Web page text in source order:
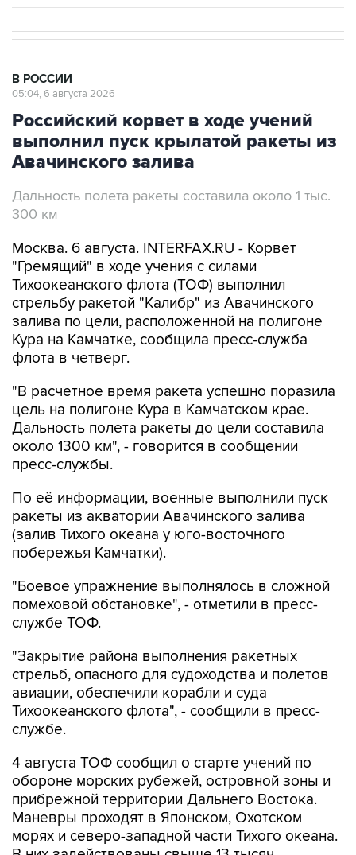
Российский корвет в ходе учений
выполнил пуск крылатой ракеты из
Авачинского залива
Дальность полета ракеты составила около 1 тыс.
Москва. 6 августа. INTERFAX.RU - Корвет
Тихоокеанского флота (ТОФ) выполнил
стрельбу ракетой "Калибр" из Авачинского
залива по цели, расположенной на полигоне
Кура на Камчатке, сообщила пресс-служба
флота в четверг.
"В расчетное время ракета успешно поразила
Дальность полета ракеты до цели составила
около 1300 км", - говорится в сообщении
пресс-службы.
По её информации, военные выполнили пуск
(залив Тихого океана у юго-восточного
побережья Камчатки).
"Боевое упражнение выполнялось в сложной
службе ТОФ.
"Закрытие района выполнения ракетных
авиации, обеспечили корабли и суда
Тихоокеанского флота", - сообщили в пресс-
службе.
4 августа ТОФ сообщил о старте учений по
прибрежной территории Дальнего Востока.
Маневры проходят в Японском, Охотском
морях и северо-западной части Тихого океана.
В них задействованы свыше 13 тысяч
военнослужащих, около 60 надводных